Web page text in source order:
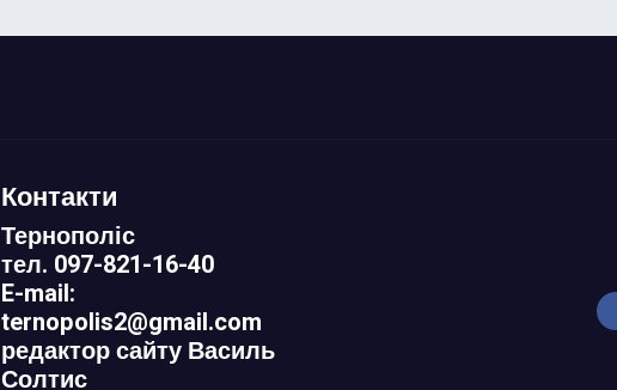
Контакти
Тернополіс
тел. 097-821-16-40
E-mail:
ternopolis2@gmail.com
редактор сайту Василь
Солтис